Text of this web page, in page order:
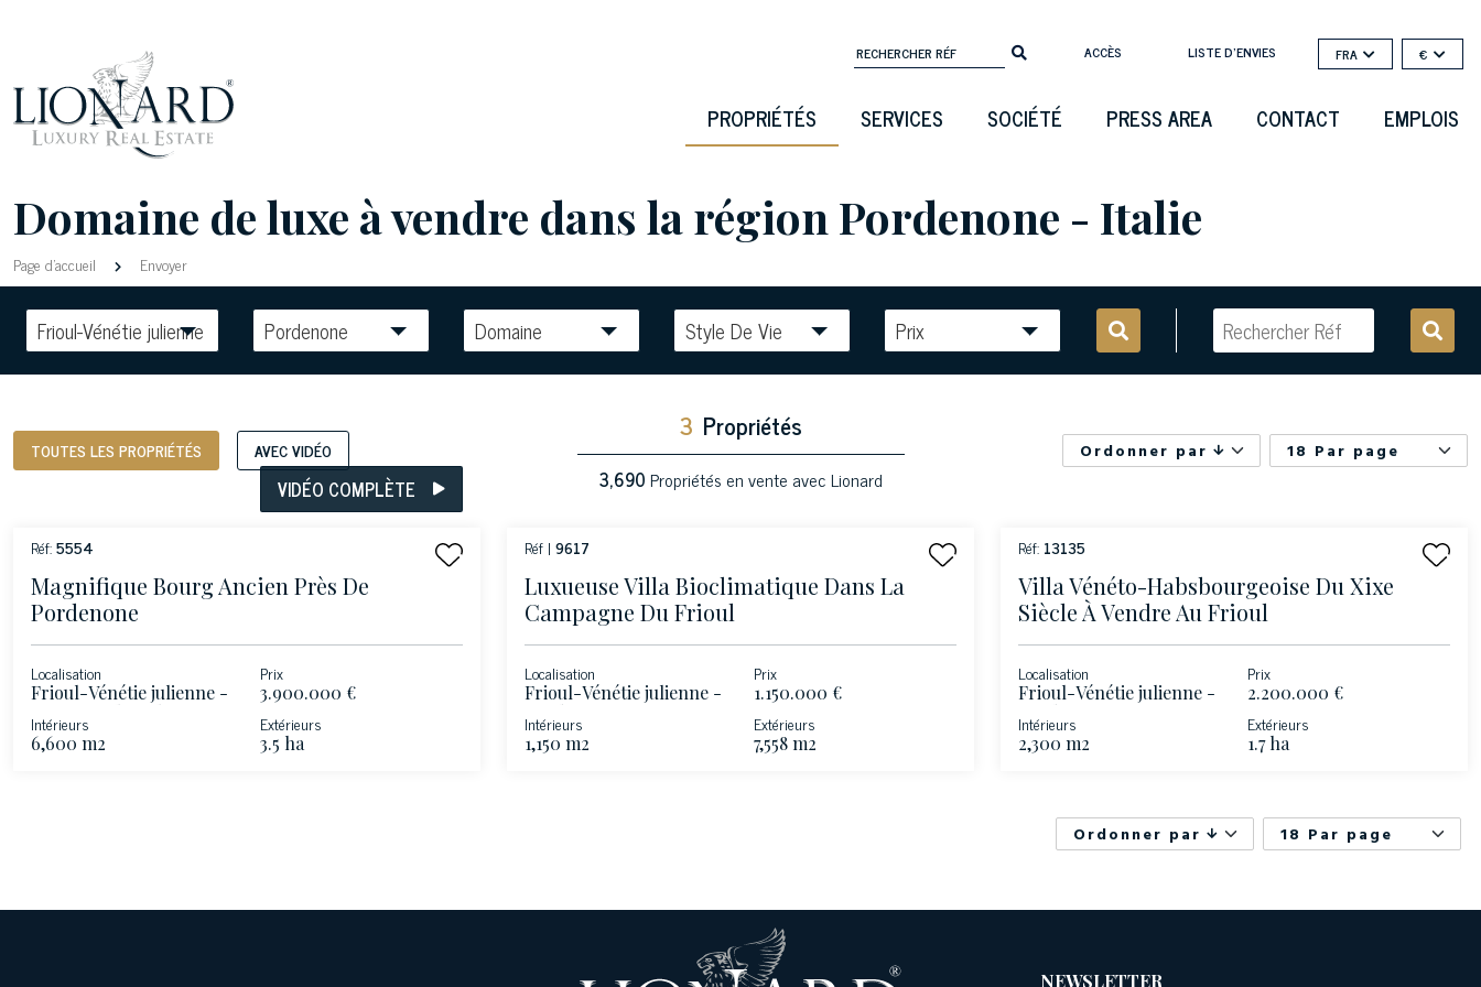
ACCÈS LISTE D'ENVIES FRA €
PROPRIÉTÉS SERVICES SOCIÉTÉ PRESS AREA CONTACT EMPLOIS
Domaine de luxe à vendre dans la région Pordenone - Italie
Page d'accueil Envoyer
Frioul-Vénétie julienne Pordenone Domaine Style De Vie Prix
TOUTES LES PROPRIÉTÉS AVEC VIDÉO
3 Propriétés
3,690Propriétés en vente avec Lionard
Ordonner par 18 Par page
VIDÉO COMPLÈTE
Réf:5554
Magnifique Bourg Ancien Près De
Pordenone
Localisation
Frioul-Vénétie julienne -
Morsano al Tagliamento
- Pordenone
Prix
3.900.000 €
Intérieurs
6,600 m2
Extérieurs
3.5 ha
Réf | 9617
Luxueuse Villa Bioclimatique Dans La
Campagne Du Frioul
Localisation
Frioul-Vénétie julienne -
Pordenone
Prix
1.150.000 €
Intérieurs
1,150 m2
Extérieurs
7,558 m2
Réf: 13135
Villa Vénéto-Habsbourgeoise Du Xixe
Siècle À Vendre Au Frioul
Localisation
Frioul-Vénétie julienne -
Pordenone
Prix
2.200.000 €
Intérieurs
2,300 m2
Extérieurs
1.7 ha
Ordonner par 18 Par page
NEWSLETTER